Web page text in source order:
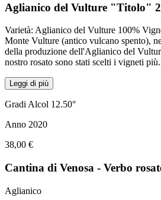
Aglianico del Vulture "Titolo"
Varietà: Aglianico del Vulture 100%
Monte Vulture (antico vulcano spento),
della produzione dell'Aglianico del
nostro rosato sono stati scelti i vigneti più
Leggi di più
Gradi Alcol 12.50°
Anno 2020
38,00 €
Cantina di Venosa - Verbo
Aglianico